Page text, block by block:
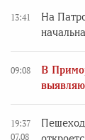
13:41
На
09:08
В
19:37
07.08